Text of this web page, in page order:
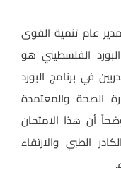
عام تنمية القوى
البورد الفلسطيني هو
في برنامج البورد
الصحة والمعتمدة
أن هذا الامتحان
الطبي والارتقاء